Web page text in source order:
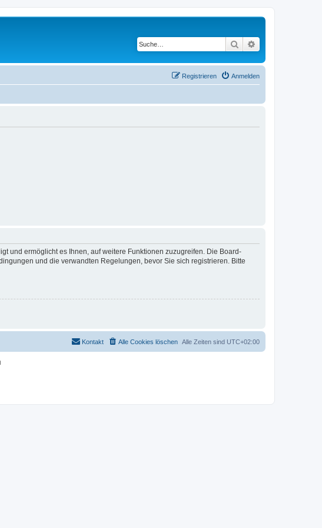
Suche
Anmelden
Registrieren
und ermöglicht es Ihnen, auf weitere Funktionen zuzugreifen. Die Board-
und die verwandten Regelungen, bevor Sie sich registrieren. Bitte
Alle Zeiten sind UTC+02:00
Alle Cookies löschen
Kontakt